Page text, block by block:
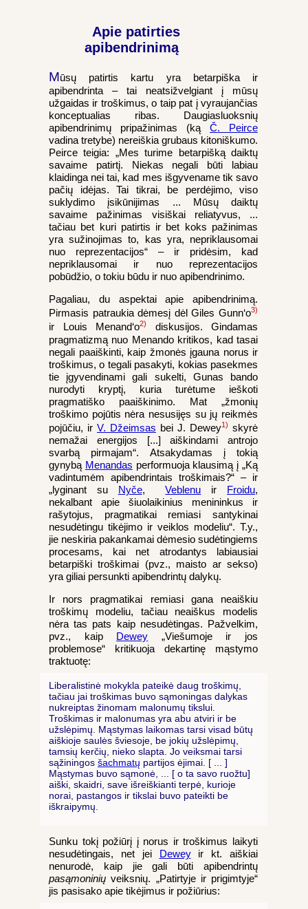
Apie patirties
apibendrinimą
Mūsų patirtis kartu yra betarpiška ir
apibendrinta – tai neatsižvelgiant į mūsų
užgaidas ir troškimus, o taip pat į vyraujančias
konceptualias ribas. Daugiasluoksnių
apibendrinimų pripažinimas (ką Č. Peirce
vadina tretybe) nereiškia grubaus kitoniškumo.
Peirce teigia: „Mes turime betarpišką daiktų
savaime patirtį. Niekas negali būti labiau
klaidinga nei tai, kad mes išgyvename tik savo
pačių idėjas. Tai tikrai, be perdėjimo, viso
suklydimo įsikūnijimas ... Mūsų daiktų
savaime pažinimas visiškai reliatyvus, ...
tačiau bet kuri patirtis ir bet koks pažinimas
yra sužinojimas to, kas yra, nepriklausomai
nuo reprezentacijos“ – ir pridėsim, kad
nepriklausomai ir nuo reprezentacijos
pobūdžio, o tokiu būdu ir nuo apibendrinimo.
Pagaliau, du aspektai apie apibendrinimą.
Pirmasis patraukia dėmesį dėl Giles Gunn‘o3)
ir Louis Menand‘o2)
diskusijos. Gindamas
pragmatizmą nuo Menando kritikos, kad tasai
negali paaiškinti, kaip žmonės įgauna norus ir
troškimus, o tegali pasakyti, kokias pasekmes
tie įgyvendinami gali sukelti, Gunas bando
nurodyti kryptį, kuria turėtume ieškoti
pragmatiško paaiškinimo. Mat „žmonių
troškimo pojūtis nėra nesusijęs su jų reikmės
pojūčiu, ir V. Džeimsas bei J. Dewey1) skyrė
nemažai energijos [...] aiškindami antrojo
svarbą pirmajam“. Atsakydamas į tokią
gynybą Menandas performuoja klausimą į „Ką
vadintumėm apibendrintais troškimais?“ – ir
„lyginant su Nyče,Veblenu ir Froidu,
nekalbant apie šiuolaikinius menininkus ir
rašytojus, pragmatikai remiasi santykinai
nesudėtingu tikėjimo ir veiklos modeliu“. T.y.,
jie neskiria pakankamai dėmesio sudėtingiems
procesams, kai net atrodantys labiausiai
betarpiški troškimai (pvz., maisto ar sekso)
yra giliai persunkti apibendrintų dalykų.
Ir nors pragmatikai remiasi gana neaiškiu
troškimų modeliu, tačiau neaiškus modelis
nėra tas pats kaip nesudėtingas. Pažvelkim,
pvz., kaip Dewey „Viešumoje ir jos
problemose“ kritikuoja dekartinę mąstymo
traktuotę:
Liberalistinė mokykla pateikė daug troškimų,
tačiau jai troškimas buvo sąmoningas dalykas
nukreiptas žinomam malonumų tikslui.
Troškimas ir malonumas yra abu atviri ir be
užslėpimų. Mąstymas laikomas tarsi visad būtų
aiškioje saulės šviesoje, be jokių užslėpimų,
tamsių kerčių, nieko slapta. Jo veiksmai tarsi
sąžiningos šachmatų partijos ėjimai. [ ... ]
Mąstymas buvo sąmonė, ... [ o ta savo ruožtu]
aiški, skaidri, save išreiškianti terpė, kurioje
norai, pastangos ir tikslai buvo pateikti be
iškraipymų.
Sunku tokį požiūrį į norus ir troškimus laikyti
nesudėtingais, net jei Deweyir kt. aiškiai
nenurodė, kaip jie gali būti apibendrintų
pasąmoninių veiksnių. „Patirtyje ir prigimtyje“
jis pasisako apie tikėjimus ir požiūrius: